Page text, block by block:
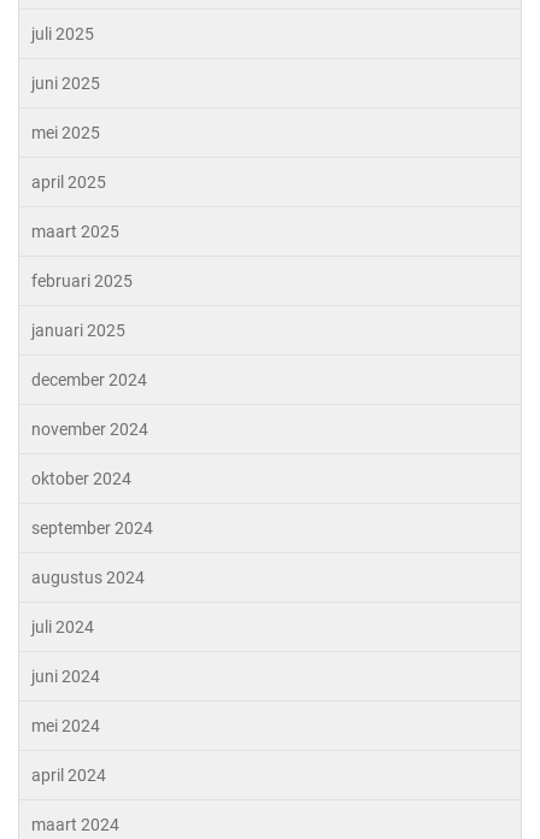
juli 2025
juni 2025
mei 2025
april 2025
maart 2025
februari 2025
januari 2025
december 2024
november 2024
oktober 2024
september 2024
augustus 2024
juli 2024
juni 2024
mei 2024
april 2024
maart 2024